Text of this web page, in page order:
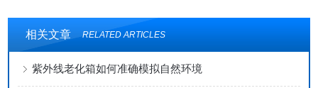
相关文章 RELATED ARTICLES
紫外线老化箱如何准确模拟自然环境